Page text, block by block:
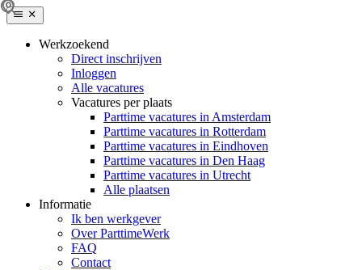
Werkzoekend
Direct inschrijven
Inloggen
Alle vacatures
Vacatures per plaats
Parttime vacatures in Amsterdam
Parttime vacatures in Rotterdam
Parttime vacatures in Eindhoven
Parttime vacatures in Den Haag
Parttime vacatures in Utrecht
Alle plaatsen
Informatie
Ik ben werkgever
Over ParttimeWerk
FAQ
Contact